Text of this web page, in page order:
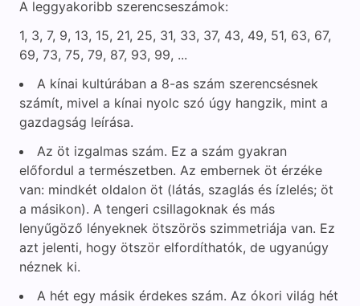
e
o
A leggyakoribb szerencseszámok:
1, 3, 7, 9, 13, 15, 21, 25, 31, 33, 37, 43, 49, 51, 63, 67,
69, 73, 75, 79, 87, 93, 99, ...
A kínai kultúrában a 8-as szám szerencsésnek
számít, mivel a kínai nyolc szó úgy hangzik, mint a
gazdagság leírása.
Az öt izgalmas szám. Ez a szám gyakran
előfordul a természetben. Az embernek öt érzéke
van: mindkét oldalon öt (látás, szaglás és ízlelés; öt
a másikon). A tengeri csillagoknak és más
lenyűgöző lényeknek ötszörös szimmetriája van. Ez
azt jelenti, hogy ötször elfordíthatók, de ugyanúgy
néznek ki.
A hét egy másik érdekes szám. Az ókori világ hét